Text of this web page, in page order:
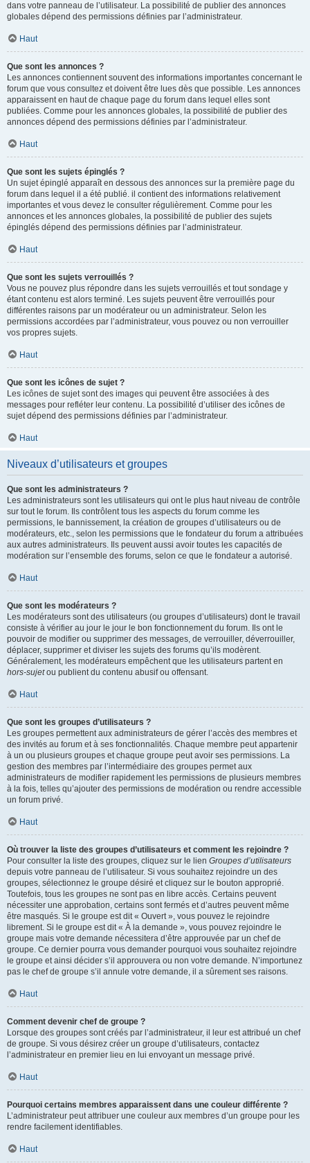
dans votre panneau de l’utilisateur. La possibilité de publier des annonces
globales dépend des permissions définies par l’administrateur.
Haut
Que sont les annonces ?
Les annonces contiennent souvent des informations importantes concernant le
forum que vous consultez et doivent être lues dès que possible. Les annonces
apparaissent en haut de chaque page du forum dans lequel elles sont
publiées. Comme pour les annonces globales, la possibilité de publier des
annonces dépend des permissions définies par l’administrateur.
Haut
Que sont les sujets épinglés ?
Un sujet épinglé apparaît en dessous des annonces sur la première page du
forum dans lequel il a été publié. il contient des informations relativement
importantes et vous devez le consulter régulièrement. Comme pour les
annonces et les annonces globales, la possibilité de publier des sujets
épinglés dépend des permissions définies par l’administrateur.
Haut
Que sont les sujets verrouillés ?
Vous ne pouvez plus répondre dans les sujets verrouillés et tout sondage y
étant contenu est alors terminé. Les sujets peuvent être verrouillés pour
différentes raisons par un modérateur ou un administrateur. Selon les
permissions accordées par l’administrateur, vous pouvez ou non verrouiller
vos propres sujets.
Haut
Que sont les icônes de sujet ?
Les icônes de sujet sont des images qui peuvent être associées à des
messages pour refléter leur contenu. La possibilité d’utiliser des icônes de
sujet dépend des permissions définies par l’administrateur.
Haut
Niveaux d’utilisateurs et groupes
Que sont les administrateurs ?
Les administrateurs sont les utilisateurs qui ont le plus haut niveau de contrôle
sur tout le forum. Ils contrôlent tous les aspects du forum comme les
permissions, le bannissement, la création de groupes d’utilisateurs ou de
modérateurs, etc., selon les permissions que le fondateur du forum a attribuées
aux autres administrateurs. Ils peuvent aussi avoir toutes les capacités de
modération sur l’ensemble des forums, selon ce que le fondateur a autorisé.
Haut
Que sont les modérateurs ?
Les modérateurs sont des utilisateurs (ou groupes d’utilisateurs) dont le travail
consiste à vérifier au jour le jour le bon fonctionnement du forum. Ils ont le
pouvoir de modifier ou supprimer des messages, de verrouiller, déverrouiller,
déplacer, supprimer et diviser les sujets des forums qu’ils modèrent.
Généralement, les modérateurs empêchent que les utilisateurs partent en
hors-sujetou publient du contenu abusif ou offensant.
Haut
Que sont les groupes d’utilisateurs ?
Les groupes permettent aux administrateurs de gérer l’accès des membres et
des invités au forum et à ses fonctionnalités. Chaque membre peut appartenir
à un ou plusieurs groupes et chaque groupe peut avoir ses permissions. La
gestion des membres par l’intermédiaire des groupes permet aux
administrateurs de modifier rapidement les permissions de plusieurs membres
à la fois, telles qu’ajouter des permissions de modération ou rendre accessible
un forum privé.
Haut
Où trouver la liste des groupes d’utilisateurs et comment les rejoindre ?
Pour consulter la liste des groupes, cliquez sur le lien Groupes d’utilisateurs
depuis votre panneau de l’utilisateur. Si vous souhaitez rejoindre un des
groupes, sélectionnez le groupe désiré et cliquez sur le bouton approprié.
Toutefois, tous les groupes ne sont pas en libre accès. Certains peuvent
nécessiter une approbation, certains sont fermés et d’autres peuvent même
être masqués. Si le groupe est dit « Ouvert », vous pouvez le rejoindre
librement. Si le groupe est dit « À la demande », vous pouvez rejoindre le
groupe mais votre demande nécessitera d’être approuvée par un chef de
groupe. Ce dernier pourra vous demander pourquoi vous souhaitez rejoindre
le groupe et ainsi décider s’il approuvera ou non votre demande. N’importunez
pas le chef de groupe s’il annule votre demande, il a sûrement ses raisons.
Haut
Comment devenir chef de groupe ?
Lorsque des groupes sont créés par l’administrateur, il leur est attribué un chef
de groupe. Si vous désirez créer un groupe d’utilisateurs, contactez
l’administrateur en premier lieu en lui envoyant un message privé.
Haut
Pourquoi certains membres apparaissent dans une couleur différente ?
L’administrateur peut attribuer une couleur aux membres d’un groupe pour les
rendre facilement identifiables.
Haut